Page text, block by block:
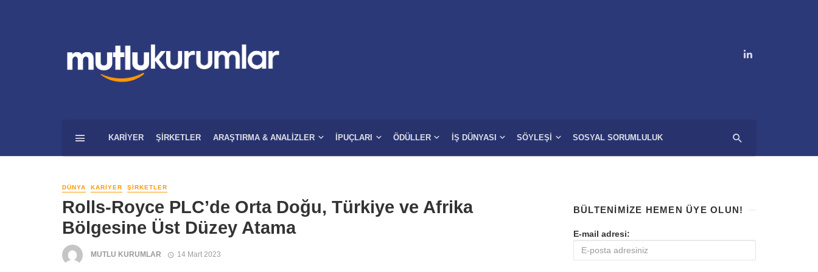
KARIYER ŞIRKETLER ARAŞTIRMA & ANALIZLER İPUÇLARI ÖDÜLLER İŞ DÜNYASI SÖYLEŞI SOSYAL SORUMLULUK
DÜNYA KARIYER ŞIRKETLER
Rolls-Royce PLC’de Orta Doğu, Türkiye ve Afrika
Bölgesine Üst Düzey Atama
MUTLU KURUMLAR 14 Mart 2023
BÜLTENIMIZE HEMEN ÜYE OLUN!
E-mail adresi: